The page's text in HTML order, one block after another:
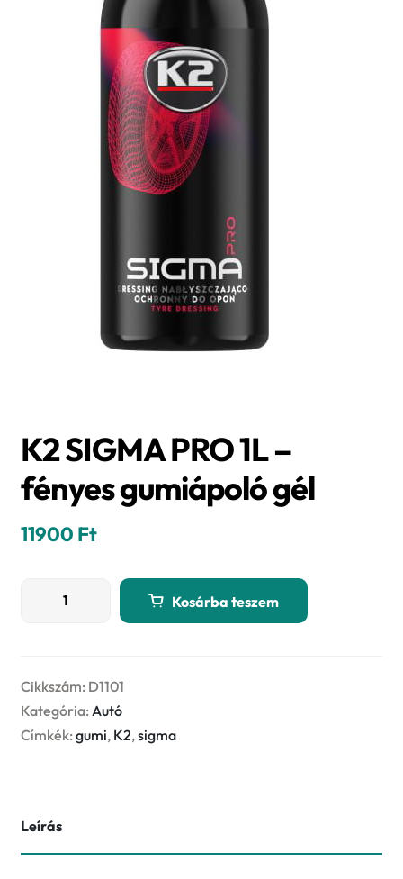
K2 SIGMA PRO 1L –
fényes gumiápoló gél
11900 Ft
-
fényes
gumiápoló
Kosárba teszem
Cikkszám: D1101
Kategória: Autó
Címkék:gumi, K2,sigma
Leírás